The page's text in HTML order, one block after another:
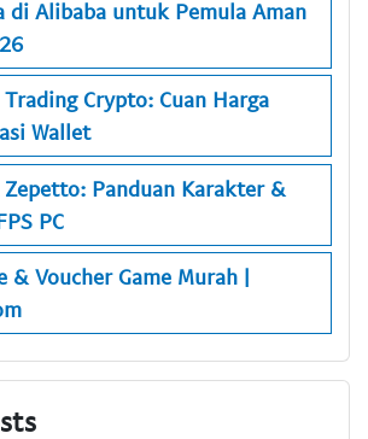
di Alibaba untuk Pemula Aman
Crypto: Cuan Harga
Wallet
Panduan Karakter &
PC
& Voucher Game Murah |